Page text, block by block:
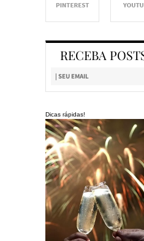
RECEBA
Dicas rápidas!